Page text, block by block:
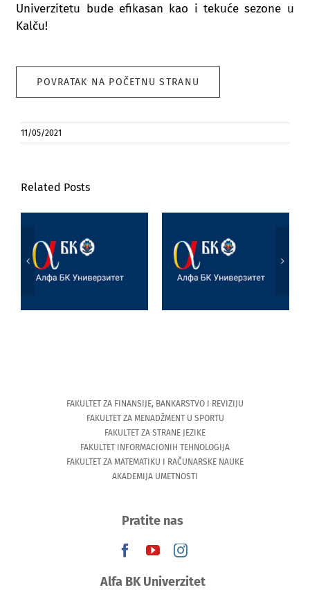
Univerzitetu bude efikasan kao i tekuće sezone u
Kalču!
POVRATAK NA POČETNU STRANU
11/05/2021
Related Posts
Jezik, književnost
i veštačka
Marijane
Joksimović
Univerzitetu u
FAKULTET ZA FINANSIJE, BANKARSTVO I REVIZIJU
FAKULTET ZA MENADŽMENT U SPORTU
FAKULTET ZA STRANE JEZIKE
FAKULTET INFORMACIONIH TEHNOLOGIJA
FAKULTET ZA MATEMATIKU I RAČUNARSKE NAUKE
AKADEMIJA UMETNOSTI
Pratite nas
Alfa BK Univerzitet